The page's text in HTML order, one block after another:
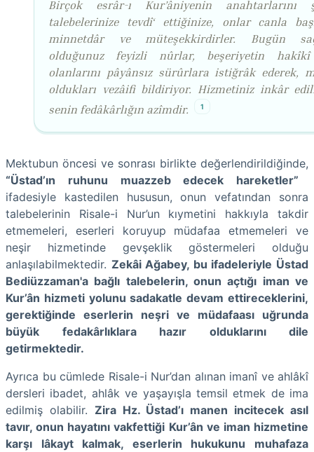
Birçok esrâr-ı Kur’âniyenin anahtarlarını
talebelerinize tevdî‘ ettiğinize, onlar canla
minnetdâr ve müteşekkirdirler. Bugün
olduğunuz feyizli nûrlar, beşeriyetin
olanlarını pâyânsız sürûrlara istiğrâk ederek,
oldukları vezâifi bildiriyor. Hizmetiniz inkâr
senin fedâkârlığın azîmdir.
1
Mektubun öncesi ve sonrası birlikte değerlendirildiğinde,
“Üstad’ın ruhunu muazzeb edecek hareketler”
ifadesiyle kastedilen hususun, onun vefatından sonra
talebelerinin Risale-i Nur’un kıymetini hakkıyla takdir
etmemeleri, eserleri koruyup müdafaa etmemeleri ve
neşir hizmetinde gevşeklik göstermeleri olduğu
anlaşılabilmektedir. Zekâi Ağabey, bu ifadeleriyle Üstad
Bediüzzaman'a bağlı talebelerin, onun açtığı iman ve
Kur’ân hizmeti yolunu sadakatle devam ettireceklerini,
gerektiğinde eserlerin neşri ve müdafaası uğrunda
büyük fedakârlıklara hazır olduklarını dile
getirmektedir.
Ayrıca bu cümlede Risale-i Nur’dan alınan imanî ve ahlâkî
dersleri ibadet, ahlâk ve yaşayışla temsil etmek de ima
edilmiş olabilir. Zira Hz. Üstad’ı manen incitecek asıl
tavır, onun hayatını vakfettiği Kur’ân ve iman hizmetine
karşı lâkayt kalmak, eserlerin hukukunu muhafaza